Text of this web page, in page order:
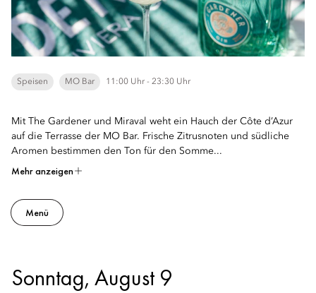
Speisen MO Bar 11:00 Uhr - 23:30 Uhr
Mit The Gardener und Miraval weht ein Hauch der Côte d’Azur
auf die Terrasse der MO Bar. Frische Zitrusnoten und südliche
Aromen bestimmen den Ton für den Somme...
Mehr anzeigen
Menü
Sonntag, August 9